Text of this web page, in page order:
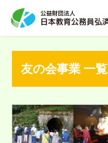
友の会事業 一覧